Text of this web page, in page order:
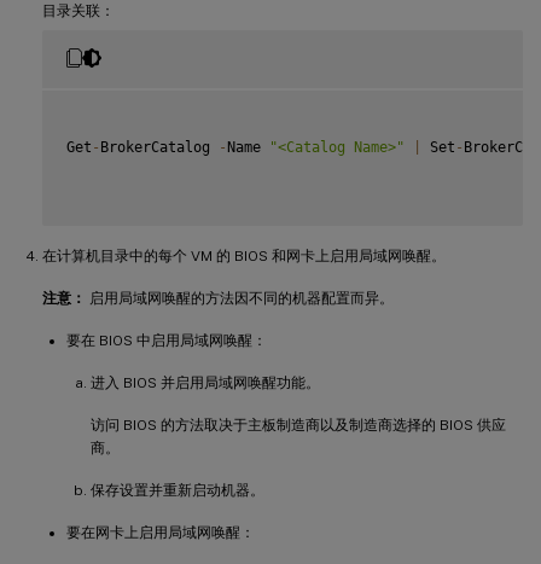
目录关联：
Get - BrokerCatalog - Name "<Catalog Name>" Set -
在计算机目录中的每个 VM 的 BIOS 和网卡上启用局域网唤醒。
注意： 启用局域网唤醒的方法因不同的机器配置而异。
要在 BIOS 中启用局域网唤醒：
进入 BIOS 并启用局域网唤醒功能。
访问 BIOS 的方法取决于主板制造商以及制造商选择的 BIOS 供应
商。
保存设置并重新启动机器。
要在网卡上启用局域网唤醒：